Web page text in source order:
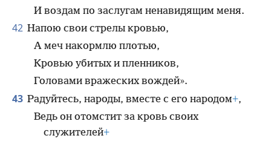
И воздам по заслугам ненавидящим меня.
42 Напою свои стрелы кровью,
А меч накормлю плотью,
Кровью убитых и пленников,
Головами вражеских вождей».
43 Радуйтесь, народы, вместе с его народом+,
Ведь он отомстит за кровь своих
служителей+